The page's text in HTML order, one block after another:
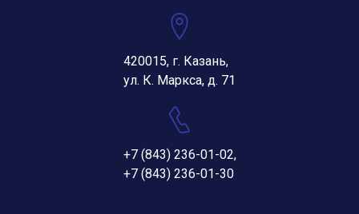
420015, г. Казань,
ул. К. Маркса, д. 71
+7 (843) 236-01-02,
+7 (843) 236-01-30